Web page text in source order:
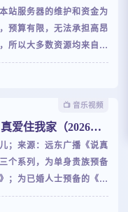
站服务器的维护和资金为
预算有限，无法承担高昂
所以大多数资源均来自第
用，如若资源无法播放，
温情的告白。虽然你有时
天我都如约守候。远东广
，认识你真好和您不见不
为神先爱了我们！
📺️ 音乐视频
爱住我家（2026年6
；来源：远东广播《说真
个系列，为单身贵族预备
；为已婚人士预备的《婚
为抓狂父母预备的《家长